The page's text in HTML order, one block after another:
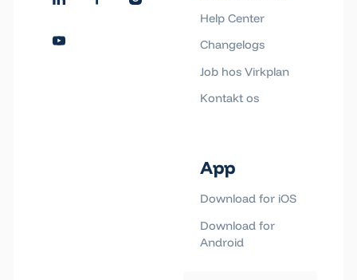
Help Center
Changelogs
Job hos Virkplan
Kontakt os
App
Download for iOS
Download for
Android